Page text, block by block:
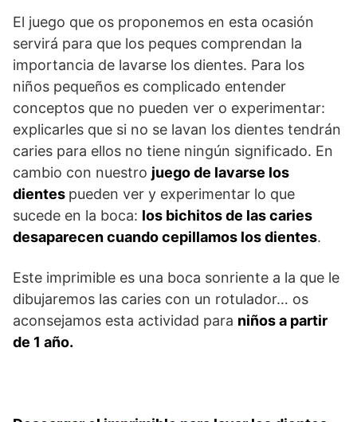
El juego que os proponemos en esta ocasión
servirá para que los peques comprendan la
importancia de lavarse los dientes. Para los
niños pequeños es complicado entender
conceptos que no pueden ver o experimentar:
explicarles que si no se lavan los dientes tendrán
caries para ellos no tiene ningún significado. En
cambio con nuestro juego de lavarse los
dientes pueden ver y experimentar lo que
sucede en la boca: los bichitos de las caries
desaparecen cuando cepillamos los dientes.
Este imprimible es una boca sonriente a la que le
dibujaremos las caries con un rotulador… os
aconsejamos esta actividad para niños a partir
de 1 año.